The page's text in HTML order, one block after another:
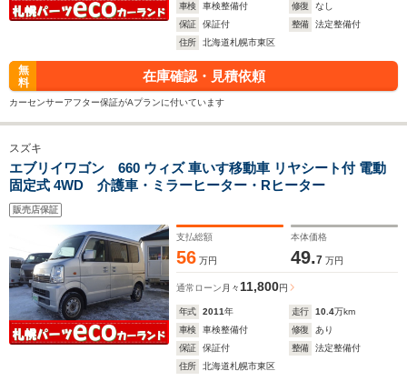
車検
車検整備付 修復
なし
保証
保証付 整備
法定整備付
住所
北海道札幌市東区
無
料
在庫確認・見積依頼
カーセンサーアフター保証がAプランに付いています
スズキ
エブリイワゴン 660 ウィズ 車いす移動車 リヤシート付 電動
固定式 4WD 介護車・ミラーヒーター・Rヒーター
販売店保証
支払総額
56 万円
本体価格
49.7 万円
通常ローン 月々 11,800円
年式 2011年 走行 10.4万km
車検
車検整備付 修復
あり
保証
保証付 整備
法定整備付
住所
北海道札幌市東区